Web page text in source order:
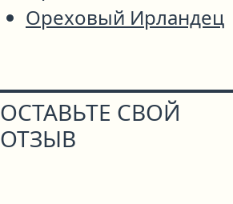
Ореховый Ирландец
ОСТАВЬТЕ СВОЙ
ОТЗЫВ